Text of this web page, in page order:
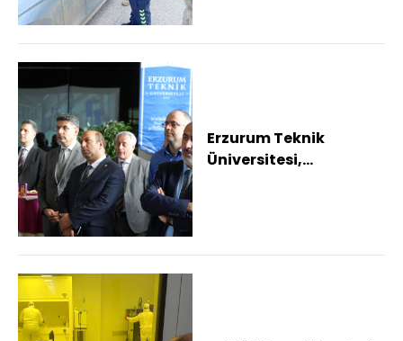
Erzurum Teknik
Üniversitesi,